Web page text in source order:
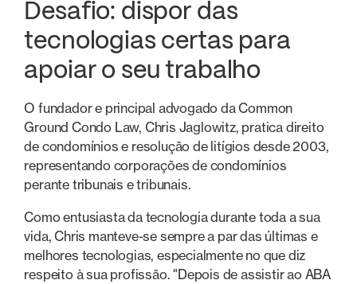
Desafio: dispor das
tecnologias certas para
apoiar o seu trabalho
O fundador e principal advogado da Common
Ground Condo Law, Chris Jaglowitz, pratica direito
de condomínios e resolução de litígios desde 2003,
representando corporações de condomínios
perante tribunais e tribunais.
Como entusiasta da tecnologia durante toda a sua
vida, Chris manteve-se sempre a par das últimas e
melhores tecnologias, especialmente no que diz
respeito à sua profissão. "Depois de assistir ao ABA